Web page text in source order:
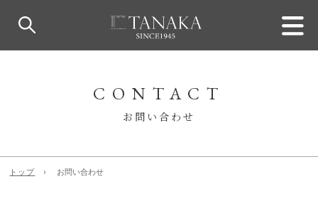
CONTACT
お問い合わせ
トップ お問い合わせ